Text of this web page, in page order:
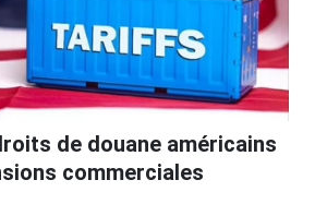
de douane américains
commerciales